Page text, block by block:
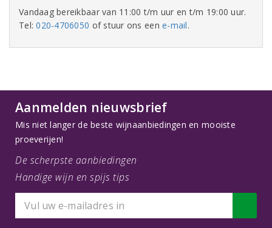
Vandaag bereikbaar van 11:00 t/m uur en t/m 19:00 uur.
Tel:020-4706050 of stuur ons eene-mail.
Aanmelden nieuwsbrief
Mis niet langer de beste wijnaanbiedingen en mooiste
proeverijen!
De scherpste aanbiedingen
Handige wijn en spijs tips